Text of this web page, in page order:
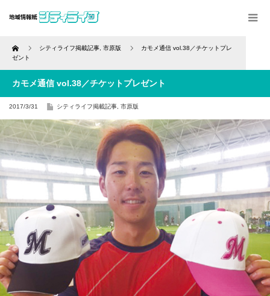
Home シティライフ掲載記事 市原版
カモメ通信 vol.38／チケットプレ
ゼント
カモメ通信 vol.38／チケットプレゼント
2017/3/31 シティライフ掲載記事 市原版